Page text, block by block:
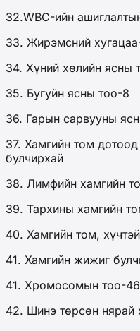
32.WBC-ийн
33. Жирэмсний
34. Хүний хөлийн ясны
35. Бугуйн ясны тоо-8
36. Гарын сарвууны
37. Хамгийн том
булчирхай
38. Лимфийн хамгийн
39. Тархины хамгийн
40. Хамгийн том,
41. Хамгийн жижиг
41. Хромосомын тоо-
42. Шинэ төрсөн нярай